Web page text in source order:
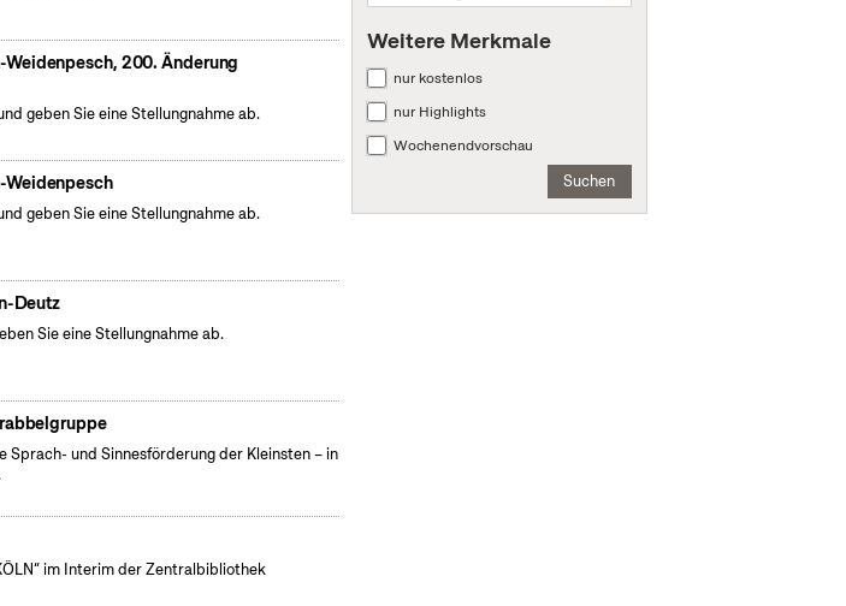
200. Änderung
geben Sie eine Stellungnahme ab.
Weidenpesch
geben Sie eine Stellungnahme ab.
Deutz
Sie eine Stellungnahme ab.
und Sinnesförderung der Kleinsten – in
im Interim der Zentralbibliothek
Weitere Merkmale
nur kostenlos
nur Highlights
Wochenendvorschau
Suchen